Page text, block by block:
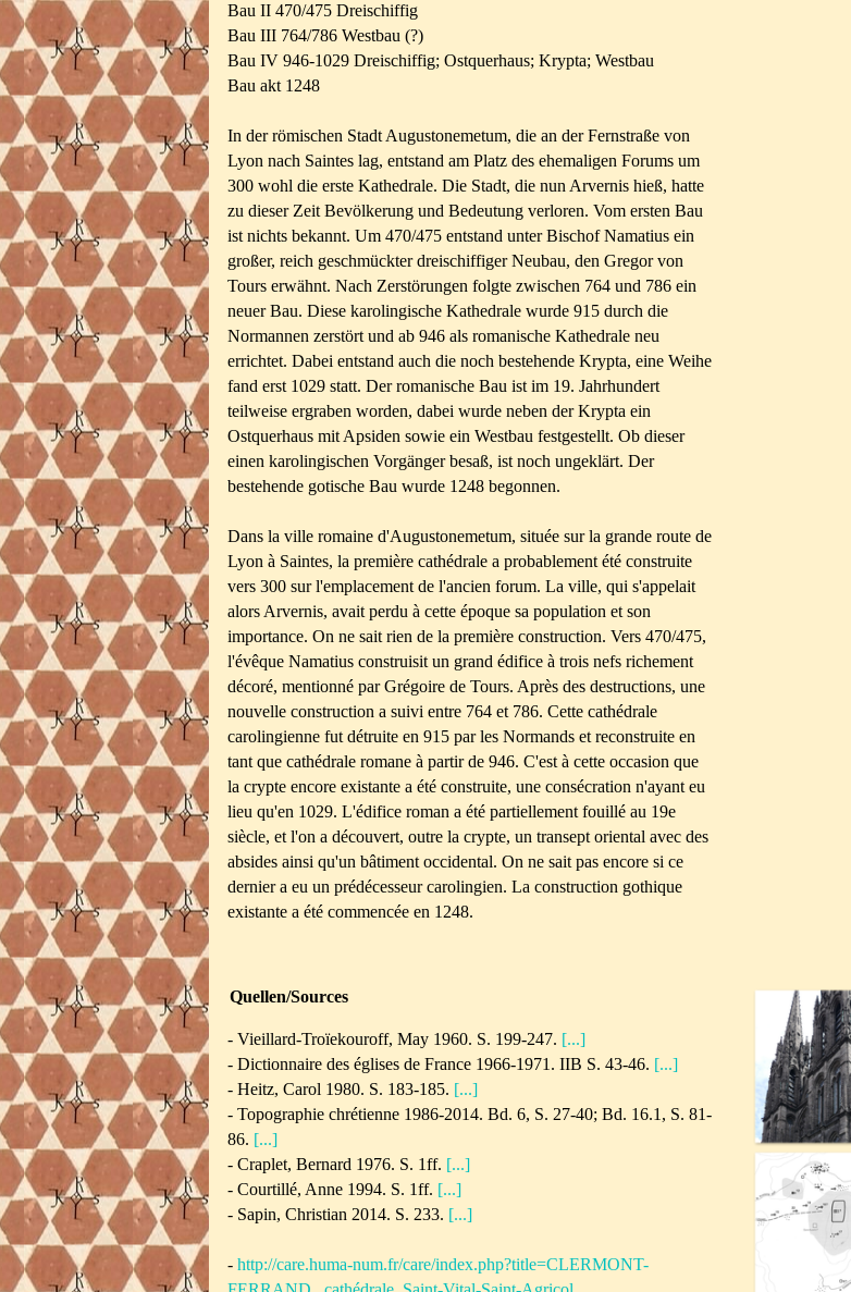
Bau II 470/475 Dreischiffig
Bau III 764/786 Westbau (?)
Bau IV 946-1029 Dreischiffig; Ostquerhaus; Krypta; Westbau
Bau akt 1248
In der römischen Stadt Augustonemetum, die an der Fernstraße von
Lyon nach Saintes lag, entstand am Platz des ehemaligen Forums um
300 wohl die erste Kathedrale. Die Stadt, die nun Arvernis hieß, hatte
zu dieser Zeit Bevölkerung und Bedeutung verloren. Vom ersten Bau
ist nichts bekannt. Um 470/475 entstand unter Bischof Namatius ein
großer, reich geschmückter dreischiffiger Neubau, den Gregor von
Tours erwähnt. Nach Zerstörungen folgte zwischen 764 und 786 ein
neuer Bau. Diese karolingische Kathedrale wurde 915 durch die
Normannen zerstört und ab 946 als romanische Kathedrale neu
errichtet. Dabei entstand auch die noch bestehende Krypta, eine Weihe
fand erst 1029 statt. Der romanische Bau ist im 19. Jahrhundert
teilweise ergraben worden, dabei wurde neben der Krypta ein
Ostquerhaus mit Apsiden sowie ein Westbau festgestellt. Ob dieser
einen karolingischen Vorgänger besaß, ist noch ungeklärt. Der
bestehende gotische Bau wurde 1248 begonnen.
Dans la ville romaine d'Augustonemetum, située sur la grande route de
Lyon à Saintes, la première cathédrale a probablement été construite
vers 300 sur l'emplacement de l'ancien forum. La ville, qui s'appelait
alors Arvernis, avait perdu à cette époque sa population et son
importance. On ne sait rien de la première construction. Vers 470/475,
l'évêque Namatius construisit un grand édifice à trois nefs richement
décoré, mentionné par Grégoire de Tours. Après des destructions, une
nouvelle construction a suivi entre 764 et 786. Cette cathédrale
carolingienne fut détruite en 915 par les Normands et reconstruite en
tant que cathédrale romane à partir de 946. C'est à cette occasion que
la crypte encore existante a été construite, une consécration n'ayant eu
lieu qu'en 1029. L'édifice roman a été partiellement fouillé au 19e
siècle, et l'on a découvert, outre la crypte, un transept oriental avec des
absides ainsi qu'un bâtiment occidental. On ne sait pas encore si ce
dernier a eu un prédécesseur carolingien. La construction gothique
existante a été commencée en 1248.
Quellen/Sources
- Vieillard-Troïekouroff, May 1960. S. 199-247. [...]
- Dictionnaire des églises de France 1966-1971. IIB S. 43-46. [...]
- Heitz, Carol 1980. S. 183-185. [...]
- Topographie chrétienne 1986-2014. Bd. 6, S. 27-40; Bd. 16.1, S. 81-
86. [...]
- Craplet, Bernard 1976. S. 1ff. [...]
- Courtillé, Anne 1994. S. 1ff. [...]
- Sapin, Christian 2014. S. 233. [...]
- http://care.huma-num.fr/care/index.php?title=CLERMONT-